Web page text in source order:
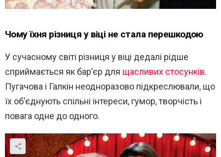
Чому їхня різниця у віці не стала перешкодою
У сучасному світі різниця у віці дедалі рідше
сприймається як бар’єр для щасливих стосунків.
Пугачова і Галкін неодноразово підкреслювали, що
їх об’єднують спільні інтереси, гумор, творчість і
повага одне до одного.